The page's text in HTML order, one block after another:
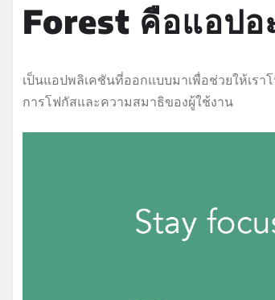
Forest คือแอปอ
เป็นแอปพลิเคชันที่ออกแบบมาเพื่อช่วยให้เร
การโฟกัสและความสมาธิของผู้ใช้งาน